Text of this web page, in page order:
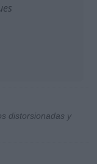
distorsionadas y